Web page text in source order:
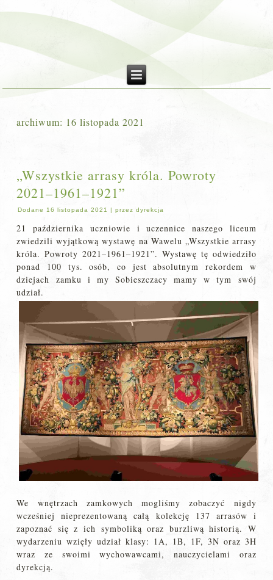
archiwum: 16 listopada 2021
„Wszystkie arrasy króla. Powroty
2021–1961–1921”
Dodane 16 listopada 2021 |przez dyrekcja
21 października uczniowie i uczennice naszego liceum
zwiedzili wyjątkową wystawę na Wawelu „Wszystkie arrasy
króla. Powroty 2021–1961–1921”. Wystawę tę odwiedziło
ponad 100 tys. osób, co jest absolutnym rekordem w
dziejach zamku i my Sobieszczacy mamy w tym swój
udział.
We wnętrzach zamkowych mogliśmy zobaczyć nigdy
wcześniej nieprezentowaną całą kolekcję 137 arrasów i
zapoznać się z ich symboliką oraz burzliwą historią. W
wydarzeniu wzięły udział klasy: 1A, 1B, 1F, 3N oraz 3H
wraz ze swoimi wychowawcami, nauczycielami oraz
dyrekcją.